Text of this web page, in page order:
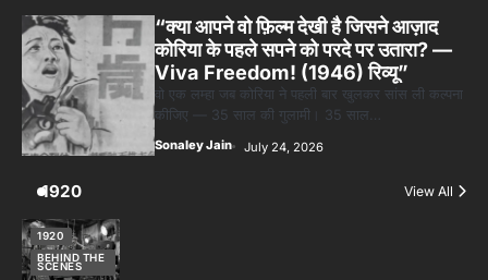
“क्या आपने वो फ़िल्म देखी है जिसने आज़ाद
कोरिया के पहले सपने को परदे पर उतारा? —
Viva Freedom! (1946) रिव्यू”
वो एक लम्हा जब कोरिया ने पहली बार खुलकर सांस ली कल्पना
कीजिए — 35 साल की गुलामी। 35 साल…
Sonaley Jain July 24, 2026
1920 View All
1920
BEHIND THE
SCENES